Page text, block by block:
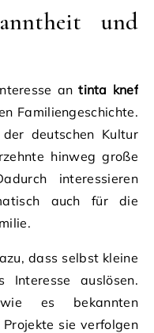
und
antinta knef
Familiengeschichte.
deutschen Kultur
hinweg große
interessieren
auch für die
dass selbst kleine
Interesse auslösen.
es bekannten
sie verfolgen